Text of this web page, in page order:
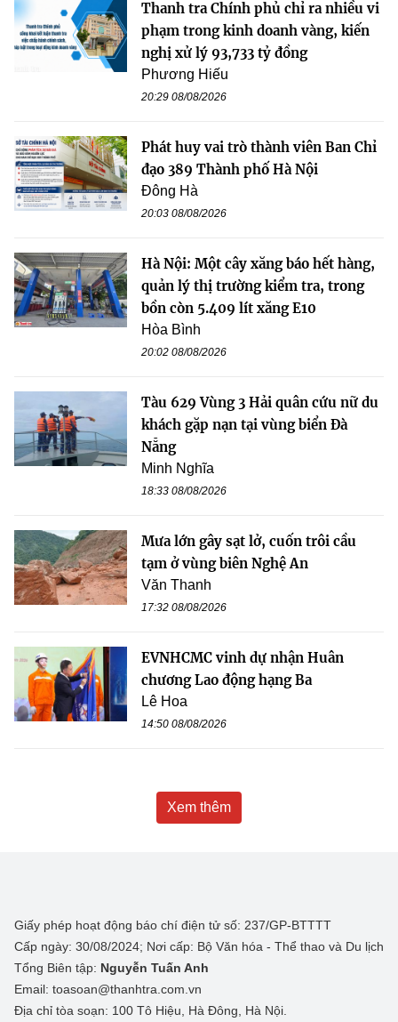
Thanh tra Chính phủ chỉ ra nhiều vi
phạm trong kinh doanh vàng, kiến
nghị xử lý 93,733 tỷ đồng
Phương Hiếu
20:29 08/08/2026
Phát huy vai trò thành viên Ban Chỉ
đạo 389 Thành phố Hà Nội
Đông Hà
20:03 08/08/2026
Hà Nội: Một cây xăng báo hết hàng,
quản lý thị trường kiểm tra, trong
bồn còn 5.409 lít xăng E10
Hòa Bình
20:02 08/08/2026
Tàu 629 Vùng 3 Hải quân cứu nữ du
khách gặp nạn tại vùng biển Đà
Nẵng
Minh Nghĩa
18:33 08/08/2026
Mưa lớn gây sạt lở, cuốn trôi cầu
tạm ở vùng biên Nghệ An
Văn Thanh
17:32 08/08/2026
EVNHCMC vinh dự nhận Huân
chương Lao động hạng Ba
Lê Hoa
14:50 08/08/2026
Xem thêm
Giấy phép hoạt động báo chí điện tử số: 237/GP-BTTTT
Cấp ngày: 30/08/2024; Nơi cấp: Bộ Văn hóa - Thể thao và Du lịch
Tổng Biên tập: Nguyễn Tuấn Anh
Email: toasoan@thanhtra.com.vn
Địa chỉ tòa soạn: 100 Tô Hiệu, Hà Đông, Hà Nội.